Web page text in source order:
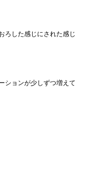
ろした感じにされた感じ
ションが少しずつ増えて